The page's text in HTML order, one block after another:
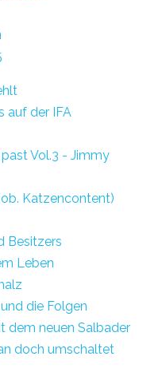
auf der IFA
Vol.3 - Jimmy
Katzencontent)
Besitzers
Leben
die Folgen
dem neuen Salbader
doch umschaltet